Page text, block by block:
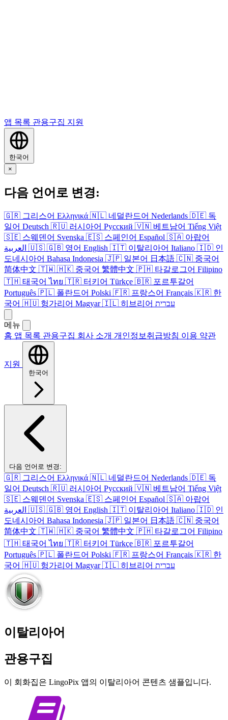
앱 목록 관용구집 지원
한국어
×
다음 언어로 변경:
🇬🇷 그리스어 Ελληνικά 🇳🇱 네덜란드어 Nederlands 🇩🇪 독
일어 Deutsch 🇷🇺 러시아어 Русский 🇻🇳 베트남어 Tiếng Việt
🇸🇪 스웨덴어 Svenska 🇪🇸 스페인어 Español 🇸🇦 아랍어
العربية 🇺🇸 🇬🇧 영어 English 🇮🇹 이탈리아어 Italiano 🇮🇩 인
도네시아어 Bahasa Indonesia 🇯🇵 일본어 日本語 🇨🇳 중국어
简体中文 🇹🇼 🇭🇰 중국어 繁體中文 🇵🇭 타갈로그어 Filipino
🇹🇭 태국어 ไทย 🇹🇷 터키어 Türkçe 🇧🇷 포르투갈어
Português 🇵🇱 폴란드어 Polski 🇫🇷 프랑스어 Français 🇰🇷 한
국어 🇭🇺 헝가리어 Magyar 🇮🇱 히브리어 עברית
메뉴
홈 앱 목록 관용구집 회사 소개 개인정보취급방침 이용 약관
지원
한국어
다음 언어로 변경:
🇬🇷 그리스어 Ελληνικά 🇳🇱 네덜란드어 Nederlands 🇩🇪 독
일어 Deutsch 🇷🇺 러시아어 Русский 🇻🇳 베트남어 Tiếng Việt
🇸🇪 스웨덴어 Svenska 🇪🇸 스페인어 Español 🇸🇦 아랍어
العربية 🇺🇸 🇬🇧 영어 English 🇮🇹 이탈리아어 Italiano 🇮🇩 인
도네시아어 Bahasa Indonesia 🇯🇵 일본어 日本語 🇨🇳 중국어
简体中文 🇹🇼 🇭🇰 중국어 繁體中文 🇵🇭 타갈로그어 Filipino
🇹🇭 태국어 ไทย 🇹🇷 터키어 Türkçe 🇧🇷 포르투갈어
Português 🇵🇱 폴란드어 Polski 🇫🇷 프랑스어 Français 🇰🇷 한
국어 🇭🇺 헝가리어 Magyar 🇮🇱 히브리어 עברית
이탈리아어
관용구집
이 회화집은 LingoPix 앱의 이탈리아어 콘텐츠 샘플입니다.